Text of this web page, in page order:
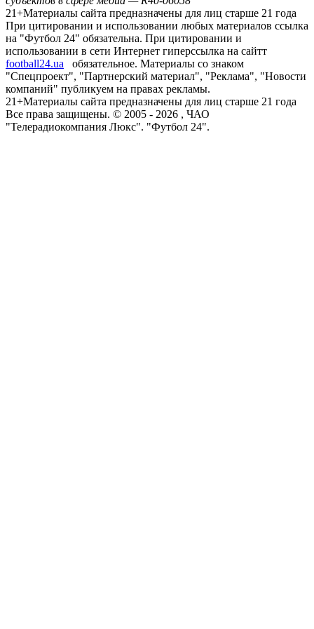
21+Материалы сайта предназначены для лиц старше 21 года
При цитировании и использовании любых материалов ссылка
на "Футбол 24" обязательна. При цитировании и
использовании в сети Интернет гиперссылка на сайтт
football24.ua
обязательное. Материалы со знаком
"Спецпроект", "Партнерский материал", "Реклама", "Новости
компаний" публикуем на правах рекламы.
21+Материалы сайта предназначены для лиц старше 21 года
Все права защищены. © 2005 - 2026 , ЧАО
"Телерадиокомпания Люкс". "Футбол 24".